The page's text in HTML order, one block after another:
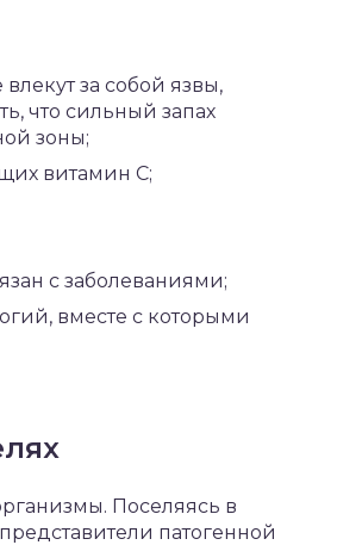
за собой язвы,
что сильный запах
зоны;
витамин C;
с заболеваниями;
вместе с которыми
Поселяясь в
патогенной